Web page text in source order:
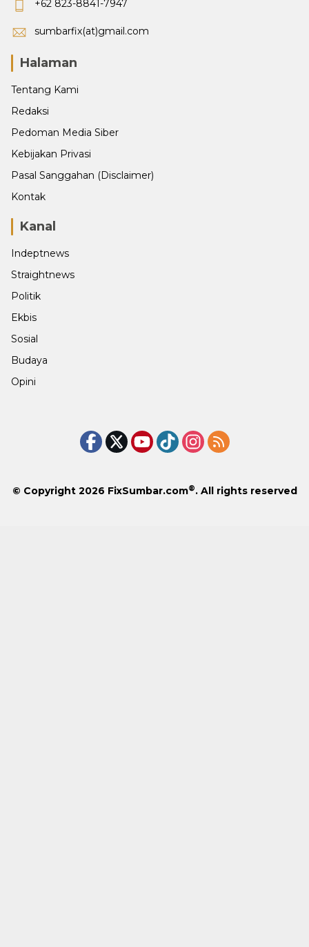
+62 823-8841-7947
sumbarfix(at)gmail.com
Halaman
Tentang Kami
Redaksi
Pedoman Media Siber
Kebijakan Privasi
Pasal Sanggahan (Disclaimer)
Kontak
Kanal
Indeptnews
Straightnews
Politik
Ekbis
Sosial
Budaya
Opini
© Copyright 2026 FixSumbar.com®. All rights reserved